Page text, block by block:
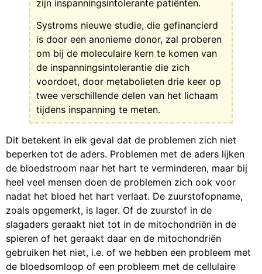
zijn inspanningsintolerante patiënten.
Systroms nieuwe studie, die gefinancierd
is door een anonieme donor, zal proberen
om bij de moleculaire kern te komen van
de inspanningsintolerantie die zich
voordoet, door metabolieten drie keer op
twee verschillende delen van het lichaam
tijdens inspanning te meten.
Dit betekent in elk geval dat de problemen zich niet
beperken tot de aders. Problemen met de aders lijken
de bloedstroom naar het hart te verminderen, maar bij
heel veel mensen doen de problemen zich ook voor
nadat het bloed het hart verlaat. De zuurstofopname,
zoals opgemerkt, is lager. Of de zuurstof in de
slagaders geraakt niet tot in de mitochondriën in de
spieren of het geraakt daar en de mitochondriën
gebruiken het niet, i.e. of we hebben een probleem met
de bloedsomloop of een probleem met de cellulaire